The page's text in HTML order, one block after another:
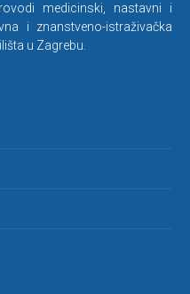
medicinski, nastavni i
i znanstveno-istraživačka
u Zagrebu.